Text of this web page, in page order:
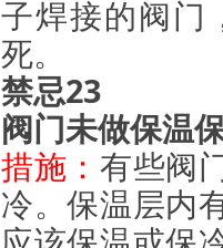
子焊接的阀门
死。
禁忌23
阀门未做保温
措施：有些阀
冷。保温层内